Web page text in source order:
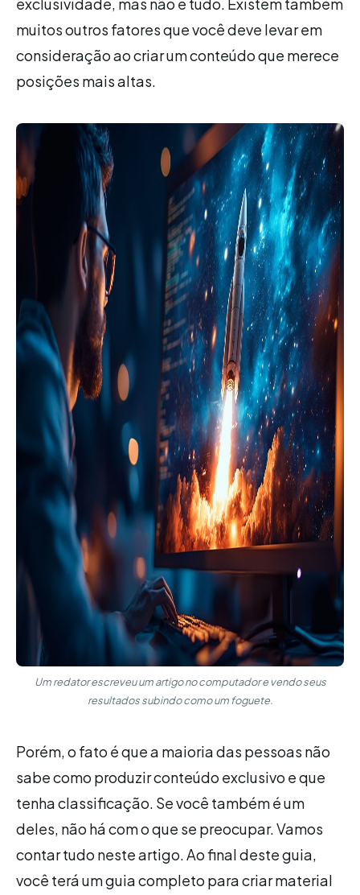
exclusividade, mas não é tudo. Existem também
muitos outros fatores que você deve levar em
consideração ao criar um conteúdo que merece
posições mais altas.
Um redator escreveu um artigo no computador e vendo seus
resultados subindo como um foguete.
Porém, o fato é que a maioria das pessoas não
sabe como produzir conteúdo exclusivo e que
tenha classificação. Se você também é um
deles, não há com o que se preocupar. Vamos
contar tudo neste artigo. Ao final deste guia,
você terá um guia completo para criar material